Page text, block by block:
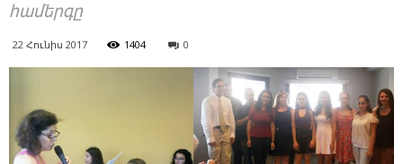
հա­մեր­գը
22 Հունիս 2017 1404 0